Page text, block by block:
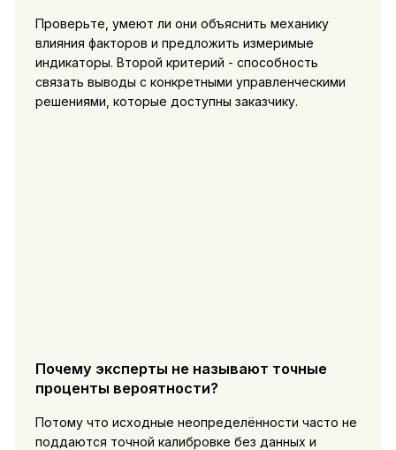
Проверьте, умеют ли они объяснить механику
влияния факторов и предложить измеримые
индикаторы. Второй критерий - способность
связать выводы с конкретными управленческими
решениями, которые доступны заказчику.
Почему эксперты не называют точные
проценты вероятности?
Потому что исходные неопределённости часто не
поддаются точной калибровке без данных и